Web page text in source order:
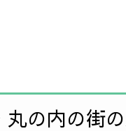
の内の街